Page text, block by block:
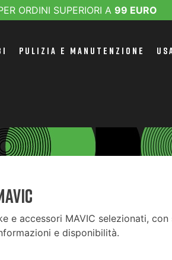
ORDINI SUPERIORI A 99 EURO
PULIZIA E MANUTENZIONE
e accessori MAVIC selezionati,
e disponibilità.